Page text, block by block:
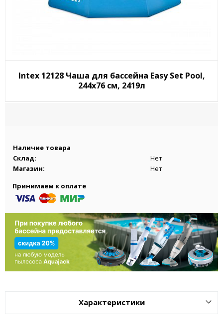
Intex 12128 Чаша для бассейна Easy Set Pool,
244х76 см, 2419л
Наличие товара
Склад:
Нет
Магазин:
Нет
Принимаем к оплате
Характеристики